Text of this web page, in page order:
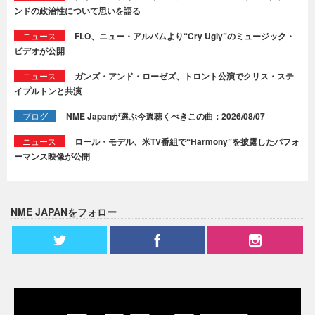
ンドの政治性について思いを語る
ニュース
FLO、ニュー・アルバムより“Cry Ugly”のミュージック・
ビデオが公開
ニュース
ガンズ・アンド・ローゼズ、トロント公演でクリス・ステ
イプルトンと共演
ブログ NME Japanが選ぶ今週聴くべきこの曲：2026/08/07
ニュース
ロール・モデル、米TV番組で“Harmony”を披露したパフォ
ーマンス映像が公開
NME JAPANをフォロー